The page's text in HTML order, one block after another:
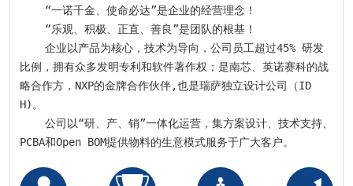
比例，拥有众多发明专利和软件著作权；是南芯、英诺赛科的战
略合作方，NXP的金牌合作伙伴,也是瑞萨独立设计公司（ID
H)。
PCBA和Open BOM提供物料的生意模式服务于广大客户。